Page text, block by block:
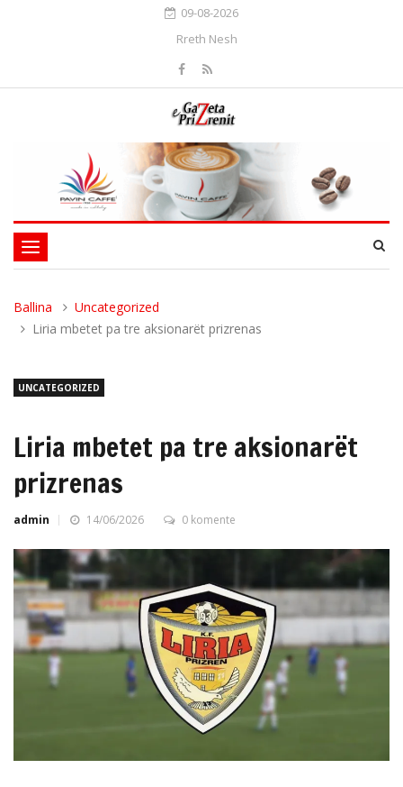
09-08-2026
Rreth Nesh
Toggle
navigation
Ballina
Uncategorized
Liria mbetet pa tre aksionarët prizrenas
UNCATEGORIZED
Liria mbetet pa tre aksionarët
prizrenas
admin 14/06/2026 0 komente